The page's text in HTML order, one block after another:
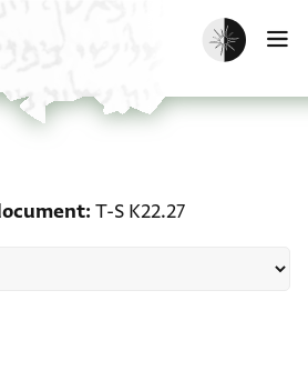
Enable dark
T-S K22.27